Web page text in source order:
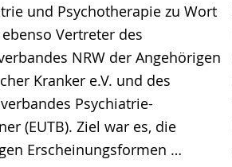
und Psychotherapie zu Wort
Vertreter des
NRW der Angehörigen
Kranker e.V. und des
Psychiatrie-
(EUTB). Ziel war es, die
Erscheinungsformen …